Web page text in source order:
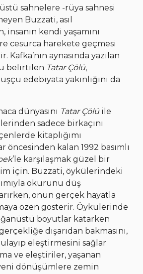
sahnelere -rüya sahnesi
Buzzati, asıl
kendi yaşamını
cesurca harekete geçmesi
aynasında yazılan
belirtilen Tatar Çölü,
edebiyata yakınlığını da
dünyasını Tatar Çölü ile
sadece birkaçını
kitaplığımı
öncesinden kalan 1992 basımlı
’le karşılaşmak güzel bir
için. Buzzati, öykülerindeki
okurunu düş
onun gerçek hayatla
özen gösterir. Öykülerinde
boyutlar katarken
dışarıdan bakmasını,
eleştirmesini sağlar
ve eleştiriler, yaşanan
dönüşümlere zemin